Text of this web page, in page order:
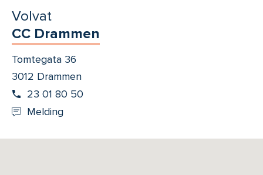
Volvat
CC Drammen
Tomtegata 36
3012 Drammen
23 01 80 50
Melding